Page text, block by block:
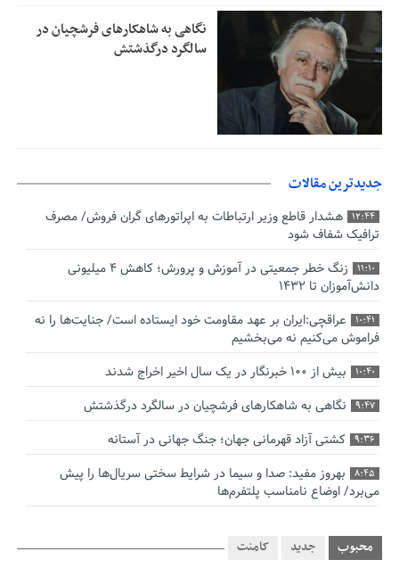
نگاهی به شاهکارهای فرشچیان در
سالگرد درگذشتش
جدیدترین مقالات
12:44
هشدار قاطع وزیر ارتباطات به اپراتورهای گران فروش/ مصرف
ترافیک شفاف شود
11:10
زنگ خطر جمعیتی در آموزش و پرورش؛ کاهش ۴ میلیونی
دانش‌آموزان تا ۱۴۳۲
10:41
عراقچی:ایران بر عهد مقاومت خود ایستاده است/ جنایت‌ها را نه
فراموش می‌کنیم نه می‌بخشیم
10:40 بیش از ۱۰۰ خبرنگار در یک سال اخیر اخراج شدند
9:47 نگاهی به شاهکارهای فرشچیان در سالگرد درگذشتش
9:36 کشتی آزاد قهرمانی جهان؛ جنگ جهانی در آستانه
8:45
بهروز مفید: صدا و سیما در شرایط سختی سریال‌ها را پیش
می‌برد/ اوضاع نامناسب پلتفرم‌ها
بانوان با موتور به‌ صرفه‌تر است
محبوب جدید کامنت